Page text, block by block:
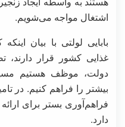
اشتغال مواجه می‌شویم.
بابایی لولتی با بیان
غذایی کشور قرار دارند،
دولت، موظف هستیم
بیشتر را فراهم کنیم. در
فراهم‌آوری بستر برای
دارد.